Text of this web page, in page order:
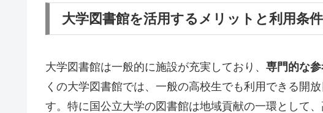
大学図書館を活用するメリットと利用条件
大学図書館は一般的に施設が充実しており、 専門的な
くの大学図書館では、一般の高校生でも利用できる開
す。特に国公立大学の図書館は地域貢献の一環として